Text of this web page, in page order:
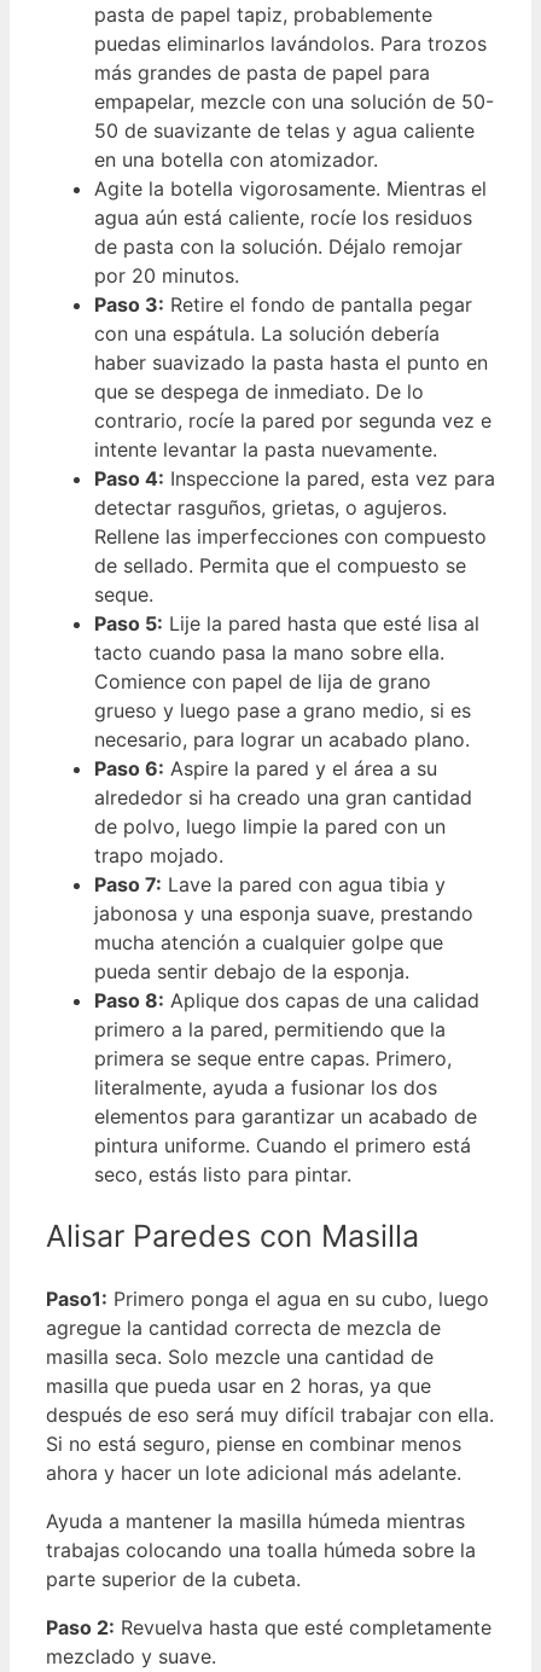
pasta de papel tapiz, probablemente
puedas eliminarlos lavándolos. Para trozos
más grandes de pasta de papel para
empapelar, mezcle con una solución de 50-
50 de suavizante de telas y agua caliente
en una botella con atomizador.
Agite la botella vigorosamente. Mientras el
agua aún está caliente, rocíe los residuos
de pasta con la solución. Déjalo remojar
por 20 minutos.
Paso 3: Retire el fondo de pantalla pegar
con una espátula. La solución debería
haber suavizado la pasta hasta el punto en
que se despega de inmediato. De lo
contrario, rocíe la pared por segunda vez e
intente levantar la pasta nuevamente.
Paso 4: Inspeccione la pared, esta vez para
detectar rasguños, grietas, o agujeros.
Rellene las imperfecciones con compuesto
de sellado. Permita que el compuesto se
seque.
Paso 5: Lije la pared hasta que esté lisa al
tacto cuando pasa la mano sobre ella.
Comience con papel de lija de grano
grueso y luego pase a grano medio, si es
necesario, para lograr un acabado plano.
Paso 6: Aspire la pared y el área a su
alrededor si ha creado una gran cantidad
de polvo, luego limpie la pared con un
trapo mojado.
Paso 7: Lave la pared con agua tibia y
jabonosa y una esponja suave, prestando
mucha atención a cualquier golpe que
pueda sentir debajo de la esponja.
Paso 8: Aplique dos capas de una calidad
primero a la pared, permitiendo que la
primera se seque entre capas. Primero,
literalmente, ayuda a fusionar los dos
elementos para garantizar un acabado de
pintura uniforme. Cuando el primero está
seco, estás listo para pintar.
Alisar Paredes con Masilla
Paso1: Primero ponga el agua en su cubo, luego
agregue la cantidad correcta de mezcla de
masilla seca. Solo mezcle una cantidad de
masilla que pueda usar en 2 horas, ya que
después de eso será muy difícil trabajar con ella.
Si no está seguro, piense en combinar menos
ahora y hacer un lote adicional más adelante.
Ayuda a mantener la masilla húmeda mientras
trabajas colocando una toalla húmeda sobre la
parte superior de la cubeta.
Paso 2: Revuelva hasta que esté completamente
mezclado y suave.